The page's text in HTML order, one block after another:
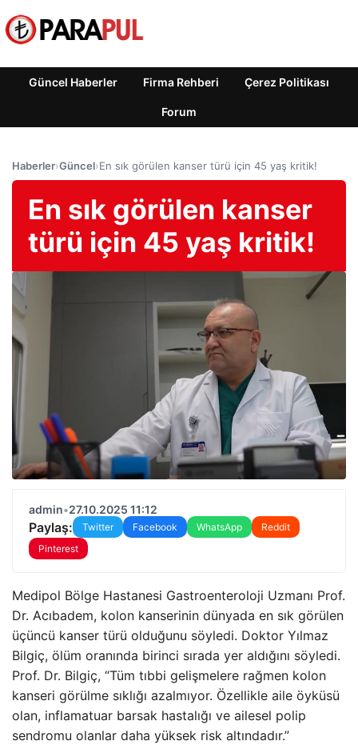
Güncel Haberler Firma Rehberi Çerez Politikası
Forum
Haberler›Güncel›En sık görülen kanser türü için 45 yaş kritik!
En sık görülen kanser
türü için 45 yaş kritik!
admin•27.10.2025 11:12
Paylaş: Twitter Facebook WhatsApp
Reddit
Pinterest
Medipol Bölge Hastanesi Gastroenteroloji Uzmanı Prof.
Dr. Acıbadem, kolon kanserinin dünyada en sık görülen
üçüncü kanser türü olduğunu söyledi. Doktor Yılmaz
Bilgiç, ölüm oranında birinci sırada yer aldığını söyledi.
Prof. Dr. Bilgiç, “Tüm tıbbi gelişmelere rağmen kolon
kanseri görülme sıklığı azalmıyor. Özellikle aile öyküsü
olan, inflamatuar barsak hastalığı ve ailesel polip
sendromu olanlar daha yüksek risk altındadır.”